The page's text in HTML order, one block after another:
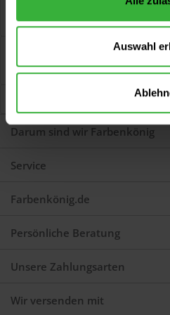
Auswahl
CARAT KP - Klebepinsel
Holzstiel. Kurze, feste Borste...
Jetzt Bewertungen zum Artikel
Darum sind wir Farbenkönig
Service
Farbenkönig.de
Persönliche Beratung
Unsere Zahlungsarten
Wir versenden mit